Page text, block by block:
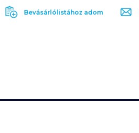
Bevásárlólistához adom